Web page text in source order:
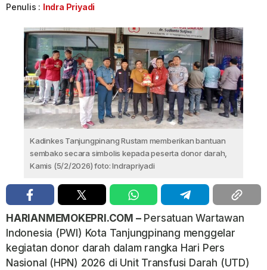
Penulis : Indra Priyadi
Kadinkes Tanjungpinang Rustam memberikan bantuan
sembako secara simbolis kepada peserta donor darah,
Kamis (5/2/2026) foto: Indrapriyadi
HARIANMEMOKEPRI.COM –Persatuan Wartawan
Indonesia (PWI) Kota Tanjungpinang menggelar
kegiatan donor darah dalam rangka Hari Pers
Nasional (HPN) 2026 di Unit Transfusi Darah (UTD)